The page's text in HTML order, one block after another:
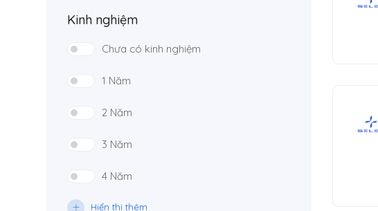
Kinh nghiệm
Chưa có kinh nghiệm
1 Năm
2 Năm
3 Năm
4 Năm
Hiển thị thêm